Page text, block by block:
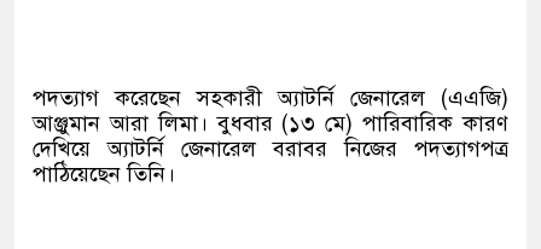
পদত্যাগ করেছেন সহকারী অ্যাটর্নি জেনারেল (এএজি)
আঞ্জুমান আরা লিমা। বুধবার (১৩ মে) পারিবারিক কারণ
দেখিয়ে অ্যাটর্নি জেনারেল বরাবর নিজের পদত্যাগপত্র
পাঠিয়েছেন তিনি।